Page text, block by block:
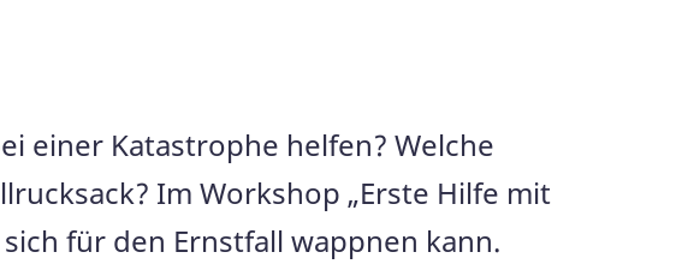
einer Katastrophe helfen? Welche
Im Workshop „Erste Hilfe mit
für den Ernstfall wappnen kann.